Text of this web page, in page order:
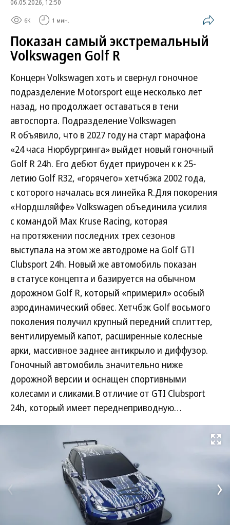
06.05.2026, 12:50
6K 1 мин.
Показан самый экстремальный
Volkswagen Golf R
Концерн Volkswagen хоть и свернул гоночное
подразделение Motorsport еще несколько лет
назад, но продолжает оставаться в тени
автоспорта. Подразделение Volkswagen
R объявило, что в 2027 году на старт марафона
«24 часа Нюрбургринга» выйдет новый гоночный
Golf R 24h. Его дебют будет приурочен к к 25-
летию Golf R32, «горячего» хетчбэка 2002 года,
с которого началась вся линейка R.Для покорения
«Нордшляйфе» Volkswagen объединила усилия
с командой Max Kruse Racing, которая
на протяжении последних трех сезонов
выступала на этом же автодроме на Golf GTI
Clubsport 24h. Новый же автомобиль показан
в статусе концепта и базируется на обычном
дорожном Golf R, который «примерил» особый
аэродинамический обвес. Хетчбэк Golf восьмого
поколения получил крупный передний сплиттер,
вентилируемый капот, расширенные колесные
арки, массивное заднее антикрыло и диффузор.
Гоночный автомобиль значительно ниже
дорожной версии и оснащен спортивными
колесами и сликами.В отличие от GTI Clubsport
24h, который имеет переднеприводную…
Развернуть